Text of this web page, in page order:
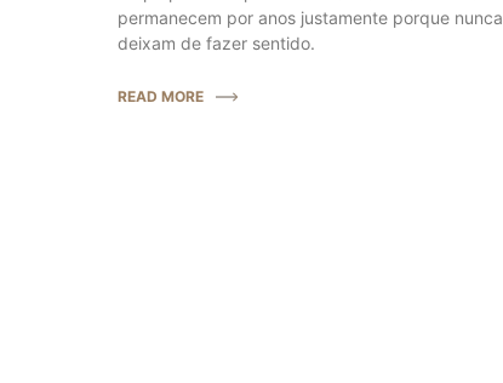
permanecem por anos justamente porque nunca
deixam de fazer sentido.
READ MORE